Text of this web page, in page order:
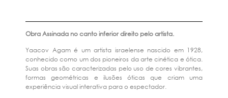
Obra Assinada no canto inferior direito pelo artista.
Yaacov Agam é um artista israelense nascido em 1928,
conhecido como um dos pioneiros da arte cinética e ótica.
Suas obras são caracterizadas pelo uso de cores vibrantes,
formas geométricas e ilusões óticas que criam uma
experiência visual interativa para o espectador.